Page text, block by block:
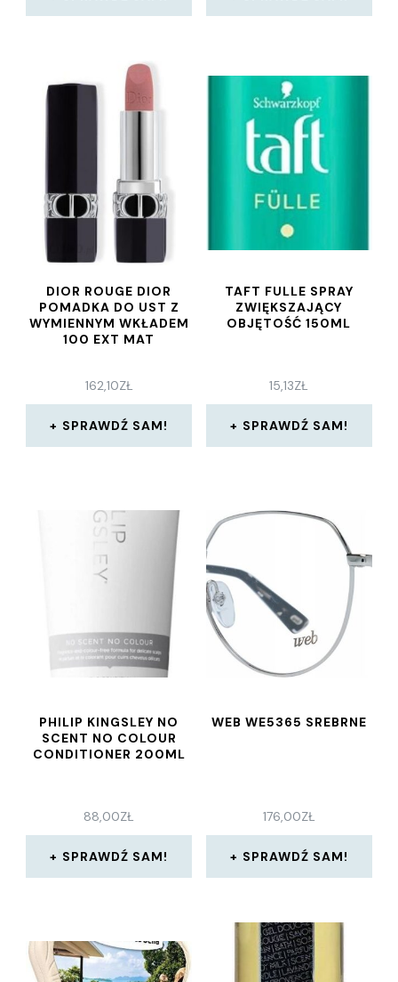
DIOR ROUGE DIOR
POMADKA DO UST Z
WYMIENNYM WKŁADEM
100 EXT MAT
162,10ZŁ
SPRAWDŹ SAM!
TAFT FULLE SPRAY
ZWIĘKSZAJĄCY
OBJĘTOŚĆ 150ML
15,13ZŁ
SPRAWDŹ SAM!
PHILIP KINGSLEY NO
SCENT NO COLOUR
CONDITIONER 200ML
88,00ZŁ
SPRAWDŹ SAM!
WEB WE5365 SREBRNE
176,00ZŁ
SPRAWDŹ SAM!